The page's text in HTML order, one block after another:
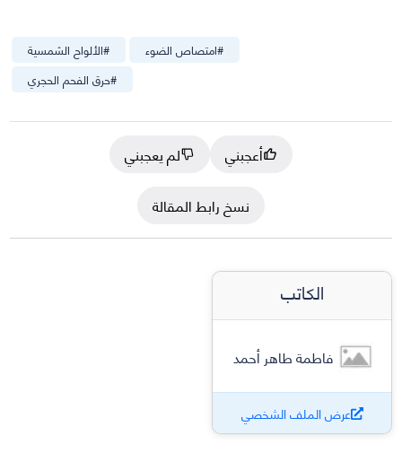
#الألواح الشمسية #امتصاص الضوء
#حرق الفحم الحجري
أعجبني
لم يعجبني
نسخ رابط المقالة
الكاتب
فاطمة طاهر أحمد
عرض الملف الشخصي